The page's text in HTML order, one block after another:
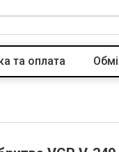
та оплата